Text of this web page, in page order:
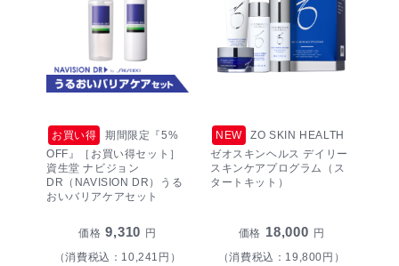
お買い得
期間限定『5%
OFF』［お買い得セット］
資生堂 ナビジョン
DR（NAVISION DR）うる
おいバリアケアセット
価格 9,310 円
（消費税込：10,241円）
NEW
ZO SKIN HEALTH
ゼオスキンヘルス デイリー
スキンケアプログラム（ス
タートキット）
価格 18,000 円
（消費税込：19,800円）